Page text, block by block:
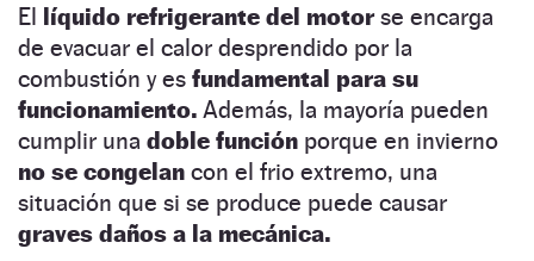
El líquido refrigerante del motorse encarga
de evacuar el calor desprendido por la
combustión y es fundamental para su
funcionamiento. Además, la mayoría pueden
cumplir una doble función porque en invierno
no se congelan con el frio extremo, una
situación que si se produce puede causar
graves daños a la mecánica.